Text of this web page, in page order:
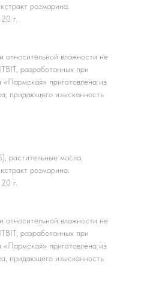
розмарина.
г.
относительной влажности не
разработанных при
приготовлена из
придающего изысканность
растительные масла,
розмарина.
г.
относительной влажности не
разработанных при
приготовлена из
придающего изысканность